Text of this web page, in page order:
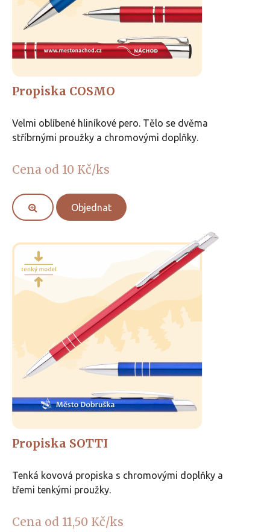
Propiska COSMO
Velmi oblíbené hliníkové pero. Tělo se dvěma
stříbrnými proužky a chromovými doplňky.
Cena od 10 Kč/ks
Objednat
Propiska SOTTI
Tenká kovová propiska s chromovými doplňky a
třemi tenkými proužky.
Cena od 11,50 Kč/ks